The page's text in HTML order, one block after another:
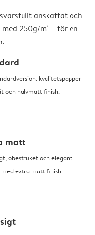
anskaffat och
250g/m² – för en
kvalitetspapper
och halvmatt finish.
matt
obestruket och elegant
med extra matt finish.